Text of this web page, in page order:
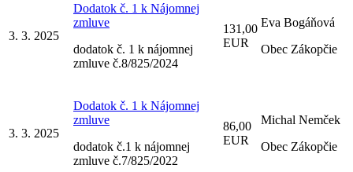
3. 3. 2025
Dodatok č. 1 k Nájomnej
zmluve
dodatok č. 1 k nájomnej
zmluve č.8/825/2024
131,00
EUR
Eva Bogáňová
Obec Zákopčie
3. 3. 2025
Dodatok č. 1 k Nájomnej
zmluve
dodatok č.1 k nájomnej
zmluve č.7/825/2022
86,00
EUR
Michal Nemček
Obec Zákopčie